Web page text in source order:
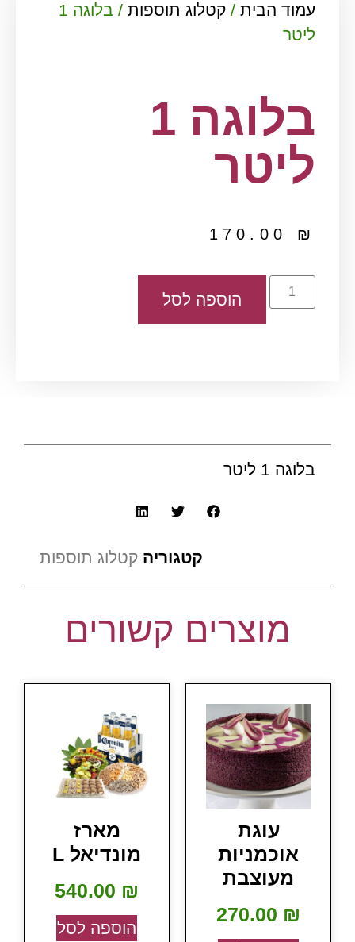
עמוד הבית / קטלוג תוספות
/ בלוגה 1
ליטר
בלוגה 1
ליטר
170.00 ₪
הוספה לסל
בלוגה 1 ליטר
קטגוריה קטלוג תוספות
מוצרים קשורים
עוגת
אוכמניות
מעוצבת
270.00 ₪
מארז
מונדיאל L
540.00 ₪
הוספה לסל